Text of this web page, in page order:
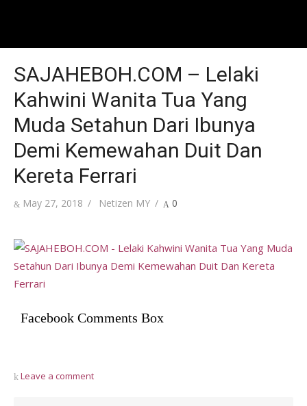
SAJAHEBOH.COM – Lelaki
Kahwini Wanita Tua Yang
Muda Setahun Dari Ibunya
Demi Kemewahan Duit Dan
Kereta Ferrari
Posted
May 27, 2018 Author
Netizen MY 0
Facebook Comments Box
Leave a comment